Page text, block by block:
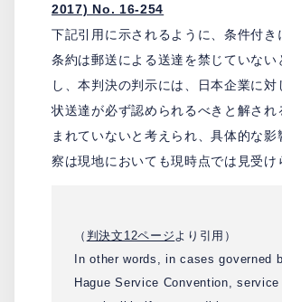
2017) No. 16-254
下記引用に示されるように、条件付き
条約は郵送による送達を禁じていない
し、本判決の判示には、日本企業に対
状送達が必ず認められるべきと解され
まれていないと考えられ、具体的な影
察は現地においても現時点では見受け
（ 判決文12ページより引用）
In other words, in cases governed
Hague Service Convention,